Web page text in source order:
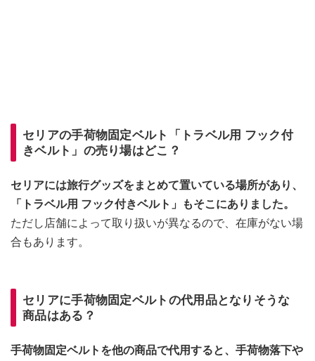
セリアの手荷物固定ベルト「トラベル用 フック付
きベルト」の売り場はどこ？
セリアには旅行グッズをまとめて置いている場所があり、
「トラベル用 フック付きベルト」もそこにありました。
ただし店舗によって取り扱いが異なるので、在庫がない場
合もあります。
セリアに手荷物固定ベルトの代用品となりそうな
商品はある？
手荷物固定ベルトを他の商品で代用すると、手荷物落下や